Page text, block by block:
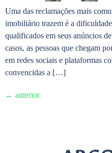
Uma das reclamações mais
imobiliário trazem é a
qualificados em seus anúncios
casos, as pessoas que chegam
em redes sociais e plataformas
convencidas a […]
← anterior